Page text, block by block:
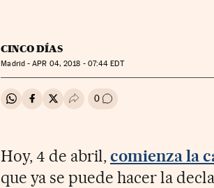
CINCO DÍAS
Madrid -APR 04, 2018 - 07:44 EDT
Compartir en Whatsapp
Compartir en Facebook
Compartir en Twitter
Desplegar Redes Sociales
0 Ir a los comentarios
Hoy, 4 de abril,comienza la
que ya se puede hacer la